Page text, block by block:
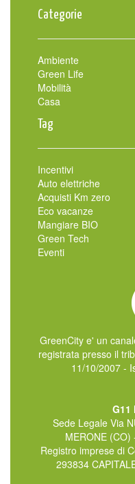
Categorie
Ambiente
Green Life
Mobilità
Casa
Tag
Incentivi
Auto elettriche
Acquisti Km zero
Eco vacanze
Mangiare BIO
Green Tech
Eventi
GreenCity e' un
registrata presso il
11/10/2007 -
G11
Sede Legale Via
MERONE (CO)
Registro imprese di
293834